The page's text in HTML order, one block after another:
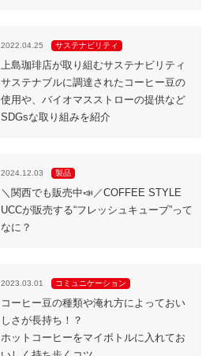
2022.04.25 サステナビリティ
上島珈琲店が取り組むサステナビリティ
サステナブルに調達されたコーヒー豆の
使用や、バイオマスストローの提供など
SDGsな取り組みを紹介
2024.12.03 製品
＼関西でも販売中📣／COFFEE STYLE
UCCが販売する“フレッシュキューブ”って
なに？
2023.03.01 コミュニケーション
コーヒー豆の種類や淹れ方によっておい
しさが長持ち！？
ホットコーヒーをマイボトルに入れてお